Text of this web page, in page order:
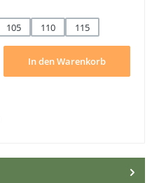
105 110 115
In den Warenkorb